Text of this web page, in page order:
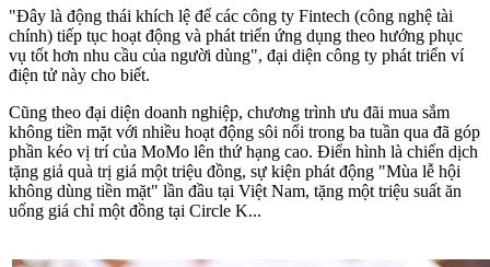
"Đây là động thái khích lệ để các công ty Fintech (công nghệ tài
chính) tiếp tục hoạt động và phát triển ứng dụng theo hướng phục
vụ tốt hơn nhu cầu của người dùng", đại diện công ty phát triển ví
điện tử này cho biết.
Cũng theo đại diện doanh nghiệp, chương trình ưu đãi mua sắm
không tiền mặt với nhiều hoạt động sôi nổi trong ba tuần qua đã góp
phần kéo vị trí của MoMo lên thứ hạng cao. Điển hình là chiến dịch
tặng giả quà trị giá một triệu đồng, sự kiện phát động "Mùa lễ hội
không dùng tiền mặt" lần đầu tại Việt Nam, tặng một triệu suất ăn
uống giá chỉ một đồng tại Circle K...